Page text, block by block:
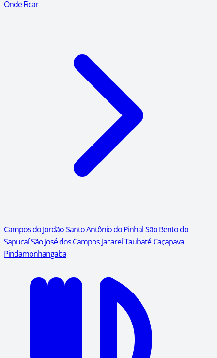
Onde Ficar
Campos do JordãoSanto Antônio do PinhalSão Bento do
SapucaíSão José dos Campos JacareíTaubaté Caçapava
Pindamonhangaba